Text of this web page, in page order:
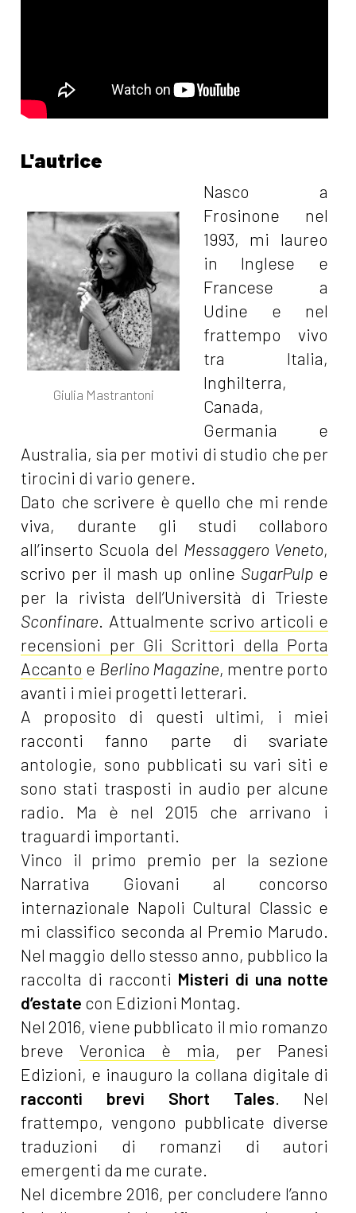
L'autrice
Giulia Mastrantoni
Nasco a
Frosinone nel
1993, mi laureo
in Inglese e
Francese a
Udine e nel
frattempo vivo
tra Italia,
Inghilterra,
Canada,
Germania e
Australia, sia per motivi di studio che per
tirocini di vario genere.
Dato che scrivere è quello che mi rende
viva, durante gli studi collaboro
all’inserto Scuola del Messaggero Veneto,
scrivo per il mash up online SugarPulp e
per la rivista dell’Università di Trieste
Sconfinare . Attualmente scrivo articoli e
recensioni per Gli Scrittori della Porta
Accanto e Berlino Magazine, mentre porto
avanti i miei progetti letterari.
A proposito di questi ultimi, i miei
racconti fanno parte di svariate
antologie, sono pubblicati su vari siti e
sono stati trasposti in audio per alcune
radio. Ma è nel 2015 che arrivano i
traguardi importanti.
Vinco il primo premio per la sezione
Narrativa Giovani al concorso
internazionale Napoli Cultural Classic e
mi classifico seconda al Premio Marudo.
Nel maggio dello stesso anno, pubblico la
raccolta di racconti Misteri di una notte
d’estate con Edizioni Montag.
Nel 2016, viene pubblicato il mio romanzo
breve Veronica è mia, per Panesi
Edizioni, e inauguro la collana digitale di
racconti brevi Short Tales . Nel
frattempo, vengono pubblicate diverse
traduzioni di romanzi di autori
emergenti da me curate.
Nel dicembre 2016, per concludere l’anno